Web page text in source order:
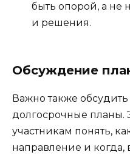
быть опорой, а не
и решения.
Обсуждение
Важно также
долгосрочные планы.
участникам понять,
направление и когда,